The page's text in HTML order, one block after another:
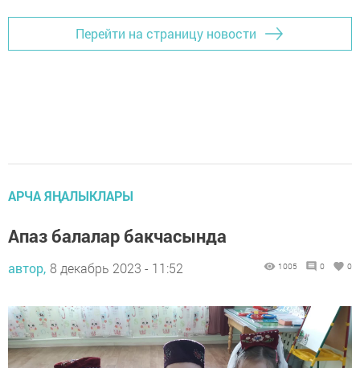
Перейти на страницу новости
АРЧА ЯҢАЛЫКЛАРЫ
Апаз балалар бакчасында
автор, 8 декабрь 2023 - 11:52 1005 0 0